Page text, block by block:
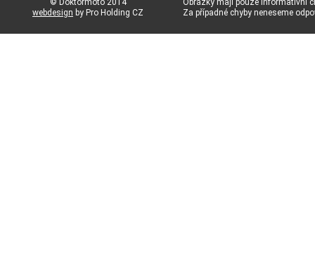
© Doktormoto 2014
webdesign by Pro Holding CZ
Obrázky mají pouze informativní
Za případné chyby neneseme